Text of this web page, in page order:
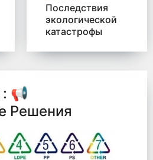
Последствия
экологической
катастрофы
микробы от
: 📢
Решения